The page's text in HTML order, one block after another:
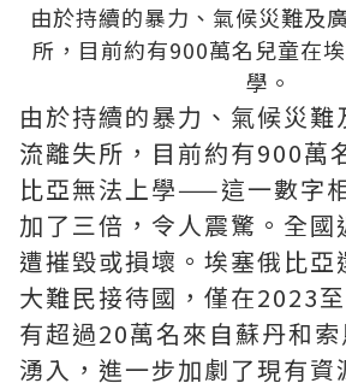
由於持續的暴力、氣候災難及
所，目前約有900萬名兒童在
學。
由於持續的暴力、氣候災難
流離失所，目前約有900萬
比亞無法上學——這一數字
加了三倍，令人震驚。全
遭摧毀或損壞。埃塞俄比亞
大難民接待國，僅在2023
有超過20萬名來自蘇丹和
湧入，進一步加劇了現有資